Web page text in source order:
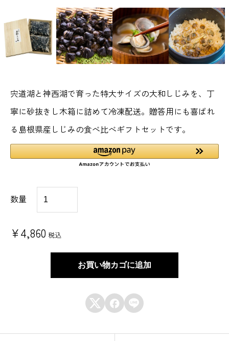
宍道湖と神西湖で育った特大サイズの大和しじみを、丁
寧に砂抜きし木箱に詰めて冷凍配送。贈答用にも喜ばれ
る島根県産しじみの食べ比べギフトセットです。
数量
【
ギ
フ
¥4,860 税込
お買い物カゴに追加
  